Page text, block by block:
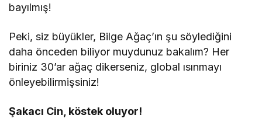
bayılmış!
Peki, siz büyükler, Bilge Ağaç’ın şu söylediğini
daha önceden biliyor muydunuz bakalım? Her
biriniz 30’ar ağaç dikerseniz, global ısınmayı
önleyebilirmişsiniz!
Şakacı Cin, köstek oluyor!